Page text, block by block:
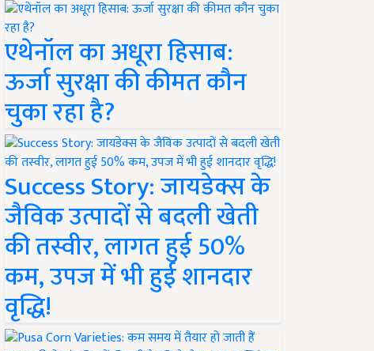
एथेनॉल का अधूरा हिसाब:
ऊर्जा सुरक्षा की कीमत कौन
चुका रहा है?
Success Story: जायडेक्स के
जैविक उत्पादों से बदली खेती
की तस्वीर, लागत हुई 50%
कम, उपज में भी हुई शानदार
वृद्धि!